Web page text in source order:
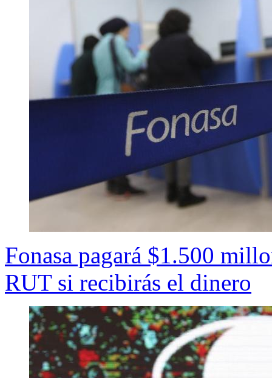
Fonasa pagará $1.500
RUT si recibirás el dinero